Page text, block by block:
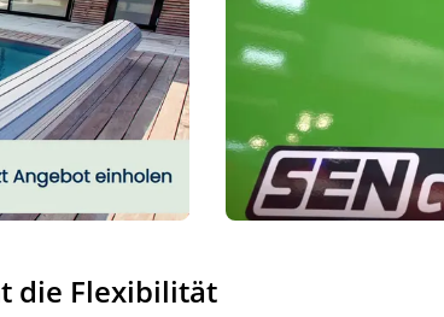
die Flexibilität